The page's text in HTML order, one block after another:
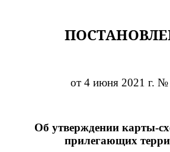
от 4 июня 2021 г. №
Об утверждении карты-
прилегающих